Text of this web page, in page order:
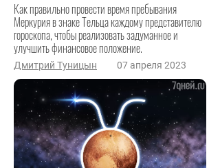
Как правильно провести время пребывания
Меркурия в знаке Тельца каждому представителю
гороскопа, чтобы реализовать задуманное и
улучшить финансовое положение.
Дмитрий Туницын 07 апреля 2023